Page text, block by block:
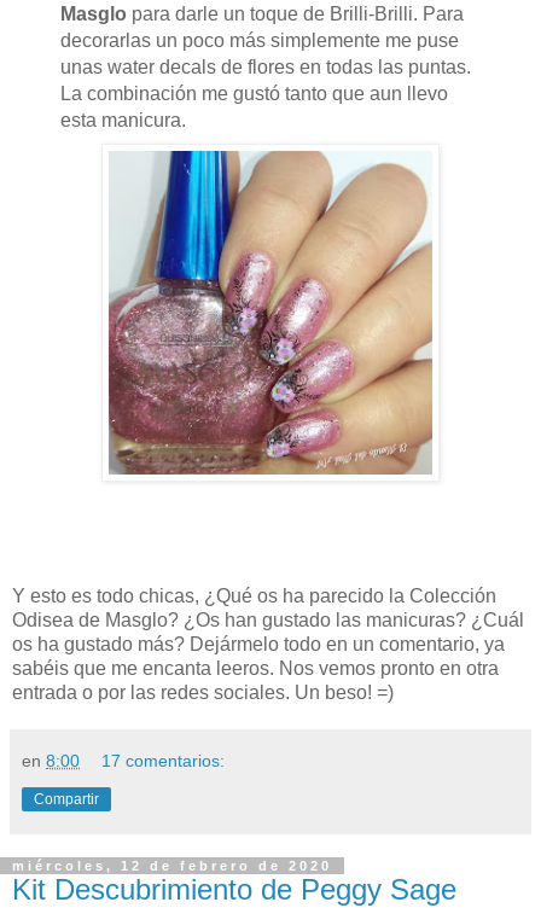
Masglo para darle un toque de Brilli-Brilli. Para
decorarlas un poco más simplemente me puse
unas water decals de flores en todas las puntas.
La combinación me gustó tanto que aun llevo
esta manicura.
Y esto es todo chicas, ¿Qué os ha parecido la Colección
Odisea de Masglo? ¿Os han gustado las manicuras? ¿Cuál
os ha gustado más? Dejármelo todo en un comentario, ya
sabéis que me encanta leeros. Nos vemos pronto en otra
entrada o por las redes sociales. Un beso! =)
en 8:00 17 comentarios:
Compartir
miércoles, 12 de febrero de 2020
Kit Descubrimiento de Peggy Sage